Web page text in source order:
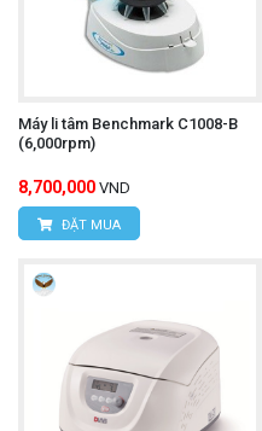
Máy li tâm Benchmark C1008-B
(6,000rpm)
8,700,000 VND
ĐẶT MUA